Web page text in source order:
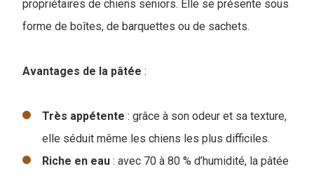
propriétaires de chiens seniors. Elle se présente sous
forme de boîtes, de barquettes ou de sachets.
Avantages de la pâtée :
Très appétente : grâce à son odeur et sa texture,
elle séduit même les chiens les plus difficiles.
Riche en eau : avec 70 à 80 % d’humidité, la pâtée